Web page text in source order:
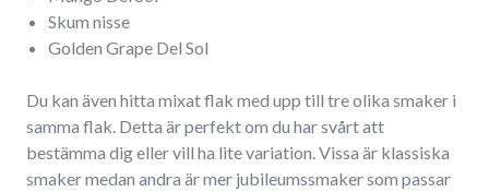
Skum nisse
Golden Grape Del Sol
Du kan även hitta mixat flak med upp till tre olika smaker i
samma flak. Detta är perfekt om du har svårt att
bestämma dig eller vill ha lite variation. Vissa är klassiska
smaker medan andra är mer jubileumssmaker som passar